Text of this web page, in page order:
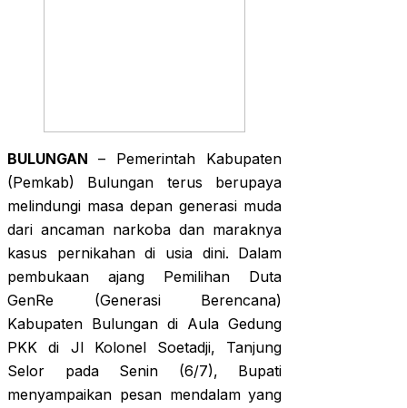
BULUNGAN– Pemerintah Kabupaten
(Pemkab) Bulungan terus berupaya
melindungi masa depan generasi muda
dari ancaman narkoba dan maraknya
kasus pernikahan di usia dini. Dalam
pembukaan ajang Pemilihan Duta
GenRe (Generasi Berencana)
Kabupaten Bulungan di Aula Gedung
PKK di Jl Kolonel Soetadji, Tanjung
Selor pada Senin (6/7), Bupati
menyampaikan pesan mendalam yang